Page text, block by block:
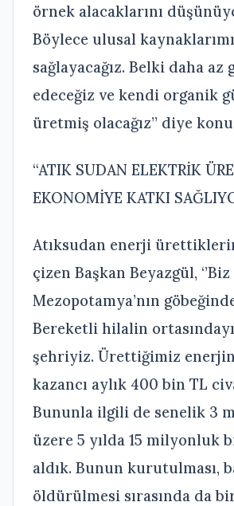
örnek alacaklarını
Böylece ulusal
sağlayacağız. Belki daha
edeceğiz ve kendi organik
üretmiş olacağız’’ diye
“ATIK SUDAN ELEKTRİK
EKONOMİYE KATKI
Atıksudan enerji
çizen Başkan Beyazgül, ‘’Biz
Mezopotamya’nın
Bereketli hilalin
şehriyiz. Ürettiğimiz
kazancı aylık 400 bin TL
Bununla ilgili de senelik 3
üzere 5 yılda 15 milyonluk
aldık. Bunun kurutulması,
öldürülmesi sırasında da